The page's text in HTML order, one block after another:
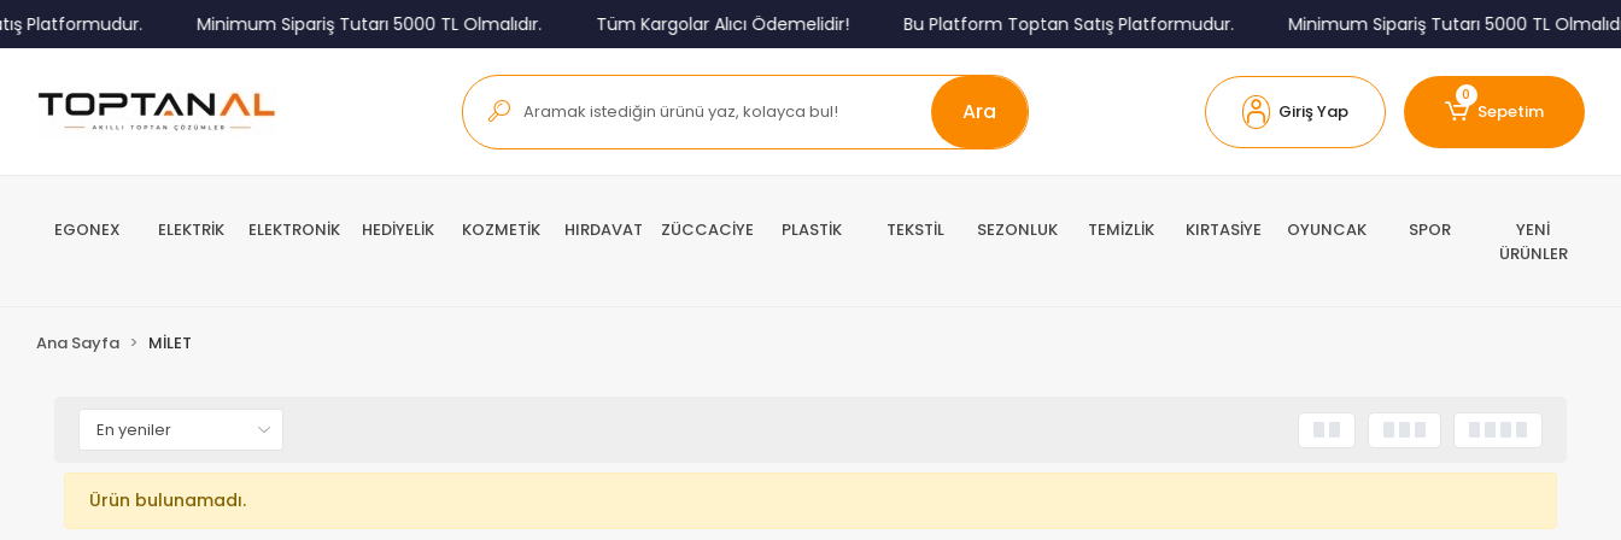
Platformudur. Minimum Sipariş Tutarı 5000 TL Olmalıdır. Tüm Kargolar Alıcı Ödemelidir! Bu Platform Toptan Satış Platformudur. Minimum Sipariş Tutarı 5000 TL
Ara Giriş Yap
0
Sepetim
EGONEX ELEKTRİK ELEKTRONİK HEDİYELİK KOZMETİK HIRDAVAT ZÜCCACİYE PLASTİK TEKSTİL SEZONLUK TEMİZLİK KIRTASİYE OYUNCAK SPOR
YENİ
ÜRÜNLER
Ana Sayfa MİLET
Ürün bulunamadı.